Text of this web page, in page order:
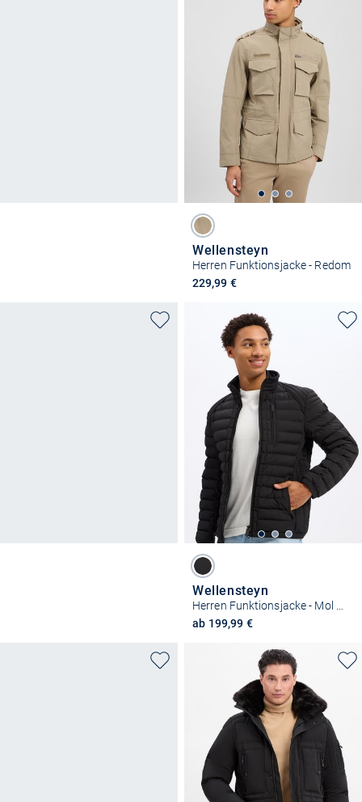
Wellensteyn
Herren Funktionsjacke - Redom
229,99 €
Wellensteyn
ab 199,99 €